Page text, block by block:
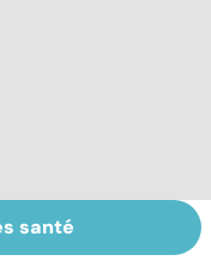
tout savoir
santé